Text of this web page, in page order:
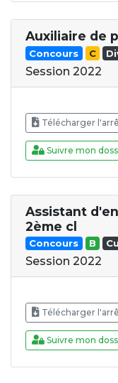
Auxiliaire de
Concours C
Session 2022
Télécharger
Suivre mon
Assistant
2ème cl
Concours B
Session 2022
Télécharger
Suivre mon